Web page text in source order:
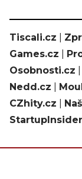
Tiscali.cz
Games.cz
Osobnosti.cz
Nedd.cz
CZhity.cz